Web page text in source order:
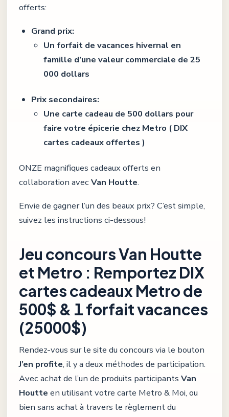
offerts:
Grand prix:
Un forfait de vacances hivernal en
famille d’une valeur commerciale de 25
000 dollars
Prix secondaires:
Une carte cadeau de 500 dollars pour
faire votre épicerie chez Metro ( DIX
cartes cadeaux offertes )
ONZE magnifiques cadeaux offerts en
collaboration avec Van Houtte.
Envie de gagner l’un des beaux prix? C’est simple,
suivez les instructions ci-dessous!
Jeu concours Van Houtte
et Metro : Remportez DIX
cartes cadeaux Metro de
500$ & 1 forfait vacances
(25000$)
Rendez-vous sur le site du concours via le bouton
J’en profite, il y a deux méthodes de participation.
Avec achat de l’un de produits participants Van
Houtte en utilisant votre carte Metro & Moi, ou
bien sans achat à travers le règlement du